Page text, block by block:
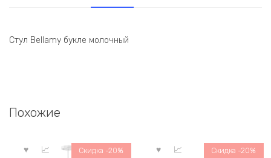
Стул Bellamy букле молочный
Похожие
Скидка -20% Скидка -20%